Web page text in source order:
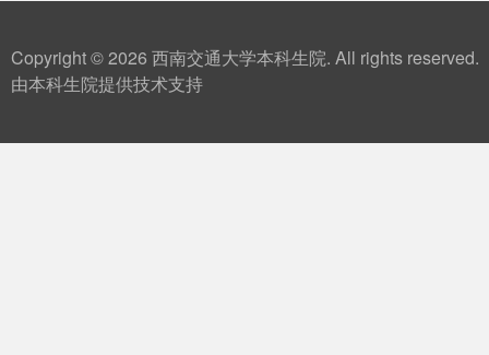
Copyright © 2026 西南交通大学本科生院. All rights reserved.
由本科生院提供技术支持